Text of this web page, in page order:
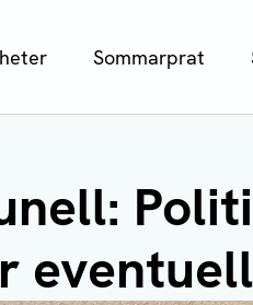
Sommarprat